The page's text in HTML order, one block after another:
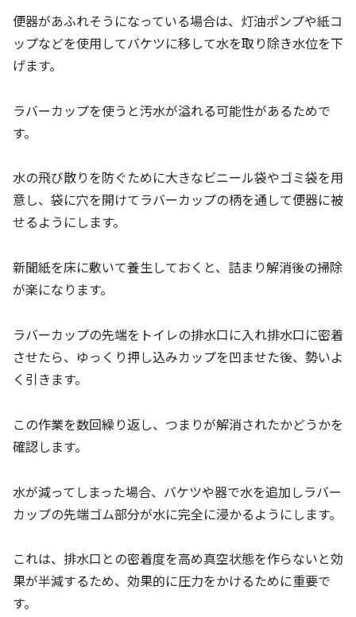
便器があふれそうになっている場合は、灯油ポンプや紙コ
ップなどを使用してバケツに移して水を取り除き水位を下
げます。
ラバーカップを使うと汚水が溢れる可能性があるためで
す。
水の飛び散りを防ぐために大きなビニール袋やゴミ袋を用
意し、袋に穴を開けてラバーカップの柄を通して便器に被
せるようにします。
新聞紙を床に敷いて養生しておくと、詰まり解消後の掃除
が楽になります。
ラバーカップの先端をトイレの排水口に入れ排水口に密着
させたら、ゆっくり押し込みカップを凹ませた後、勢いよ
く引きます。
この作業を数回繰り返し、つまりが解消されたかどうかを
確認します。
水が減ってしまった場合、バケツや器で水を追加しラバー
カップの先端ゴム部分が水に完全に浸かるようにします。
これは、排水口との密着度を高め真空状態を作らないと効
果が半減するため、効果的に圧力をかけるために重要で
す。